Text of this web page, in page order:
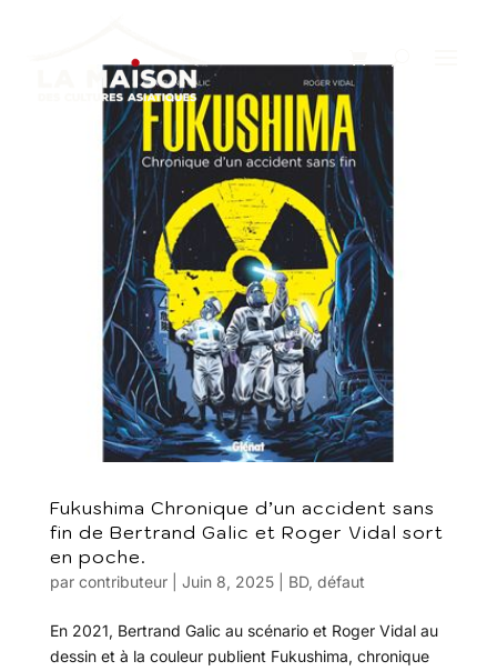
Fukushima Chronique d’un accident sans
fin de Bertrand Galic et Roger Vidal sort
en poche.
par contributeur| Juin 8, 2025| BD, défaut
En 2021, Bertrand Galic au scénario et Roger Vidal au
dessin et à la couleur publient Fukushima, chronique